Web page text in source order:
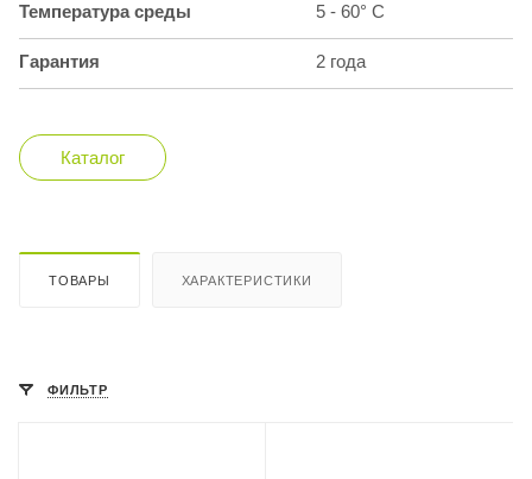
Температура среды 5 - 60° С
Гарантия 2 года
Каталог
ТОВАРЫ ХАРАКТЕРИСТИКИ
ФИЛЬТР